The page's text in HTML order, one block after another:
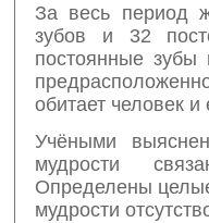
За весь период
зубов и 32
постоянные зубы
обитает человек и
Учёными
мудрости
Определены
мудрости